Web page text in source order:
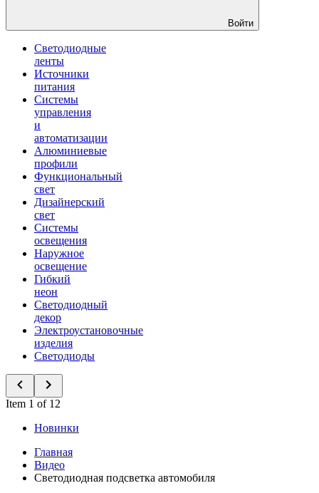
Войти
Светодиодные
ленты
Источники
питания
Системы
управления
и
автоматизации
Алюминиевые
профили
Функциональный
свет
Дизайнерский
свет
Системы
освещения
Наружное
освещение
Гибкий
неон
Светодиодный
декор
Электроустановочные
изделия
Светодиоды
Item 1 of 12
Новинки
Главная
Видео
Светодиодная подсветка автомобиля